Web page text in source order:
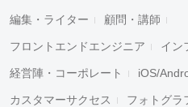
編集・ライター 顧問・講師
フロントエンドエンジニア イン
経営陣・コーポレート iOS/
カスタマーサクセス フォトグラ